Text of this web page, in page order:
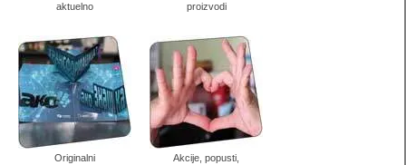
Kutije za sveće
štancovane kutije-kese
Ambalaža za piće
aktuelno
proizvodi
Originalni
Akcije, popusti,